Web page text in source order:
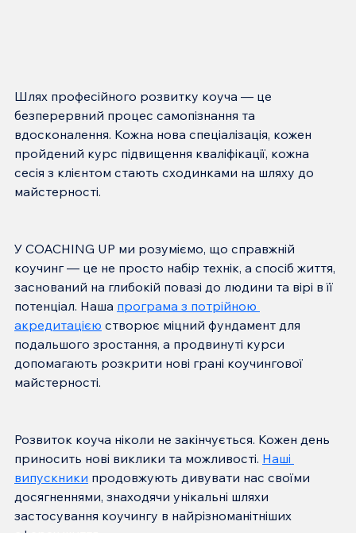
Шлях професійного розвитку коуча — це
безперервний процес самопізнання та
вдосконалення. Кожна нова спеціалізація, кожен
пройдений курс підвищення кваліфікації, кожна
сесія з клієнтом стають сходинками на шляху до
У COACHING UP ми розуміємо, що справжній
коучинг — це не просто набір технік, а спосіб життя,
заснований на глибокій повазі до людини та вірі в її
потенціал. Наша програма з потрійною
акредитацією створює міцний фундамент для
подальшого зростання, а продвинуті курси
допомагають розкрити нові грані коучингової
Розвиток коуча ніколи не закінчується. Кожен день
приносить нові виклики та можливості. Наші
випускники продовжують дивувати нас своїми
досягненнями, знаходячи унікальні шляхи
застосування коучингу в найрізноманітніших